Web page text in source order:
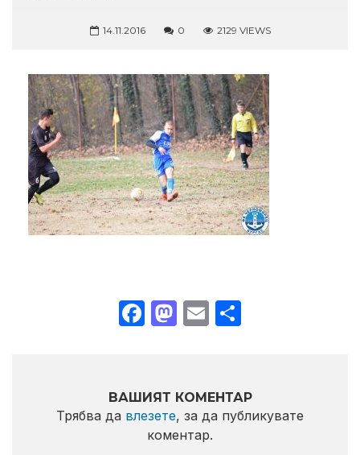
14.11.2016 0 2129 VIEWS
Facebook
Mastodon
Email
ВАШИЯТ КОМЕНТАР
Трябва да влезете, за да публикувате
коментар.